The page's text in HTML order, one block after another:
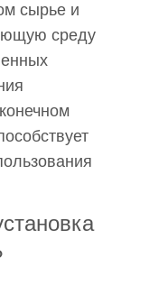
сырье и
среду